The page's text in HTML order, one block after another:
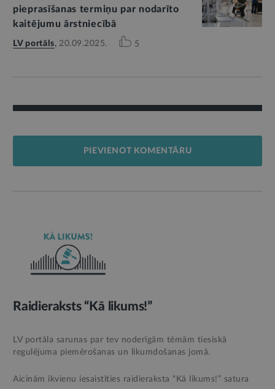
pieprasīšanas termiņu par nodarīto
kaitējumu ārstniecībā
LV portāls, 20.09.2025. 5
PIEVIENOT KOMENTĀRU
Raidieraksts “Kā likums!”
LV portāla sarunas par tev noderīgām tēmām tiesiskā
regulējuma piemērošanas un likumdošanas jomā.
Aicinām ikvienu iesaistīties raidieraksta “Kā likums!” satura